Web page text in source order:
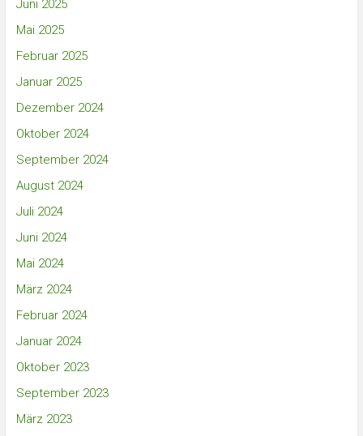
Juni 2025
Mai 2025
Februar 2025
Januar 2025
Dezember 2024
Oktober 2024
September 2024
August 2024
Juli 2024
Juni 2024
Mai 2024
März 2024
Februar 2024
Januar 2024
Oktober 2023
September 2023
März 2023